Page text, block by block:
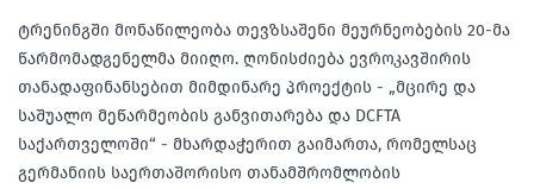
ტრენინგში მონაწილეობა თევზსაშენი მეურნეობების 20-მა
წარმომადგენელმა მიიღო. ღონისძიება ევროკავშირის
თანადაფინანსებით მიმდინარე პროექტის - „მცირე და
საშუალო მეწარმეობის განვითარება და DCFTA
საქართველოში“ - მხარდაჭერით გაიმართა, რომელსაც
გერმანიის საერთაშორისო თანამშრომლობის